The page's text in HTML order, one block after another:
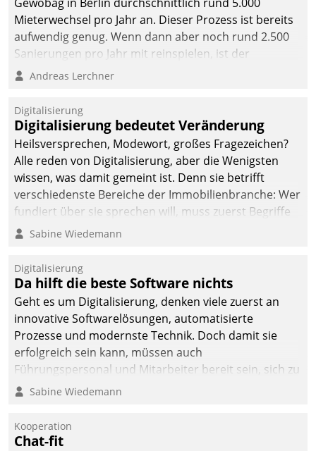
Mieterwechsel pro Jahr an. Dieser Prozess ist bereits
aufwendig genug. Wenn dann aber noch rund 2.500
Sanierungen pro Jahr mit reinspielen, ist der
Betreuungs- und Organisationsaufwand immens. Im
kommunale Wohnungsbauunternehmen daher
gemeinsam mit der Berliner Datatrain GmbH den
Teilprozess der Objektsanierung digitalisiert.
Andreas Lerchner
Digitalisierung
Digitalisierung bedeutet Veränderung
Heilsversprechen, Modewort, großes Fragezeichen?
Alle reden von Digitalisierung, aber die Wenigsten
wissen, was damit gemeint ist. Denn sie betrifft
verschiedenste Bereiche der Immobilienbranche: Wer
fundiert über sie sprechen will, muss zuerst Begriffe
klären. Ein Aspekt ist die betriebliche Optimierung:
Einsparungen durch optimierte und automatisierte
Prozesse. Doch man darf nicht zu viel erwarten: Allein
mit der Einführung einer neuen Software ist es nicht
getan. Die Digitalisierung erfordert von Unternehmen
die Bereitschaft, sich zu überprüfen, zu hinterfragen
und zu verändern.
Sabine Wiedemann
Digitalisierung
Da hilft die beste Software nichts
Geht es um Digitalisierung, denken viele zuerst an
innovative Softwarelösungen, automatisierte
Prozesse und modernste Technik. Doch damit sie
erfolgreich sein kann, müssen auch
Führungspersonal und Mitarbeiter bereit sein, sich zu
verändern und anzupassen, sonst werden sie an ihr
Sabine Wiedemann
Kooperation
Chat-fit